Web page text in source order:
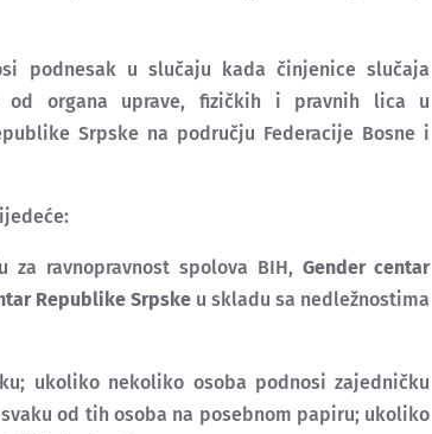
podnesak u slučaju kada činjenice slučaja
od organa uprave, fizičkih i pravnih lica u
Srpske na području Federacije Bosne i
ravnopravnost spolova BIH, Gender centar
Republike Srpske u skladu sa nedležnostima
nekoliko osoba podnosi zajedničku
od tih osoba na posebnom papiru; ukoliko